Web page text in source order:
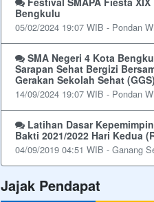
Bengkulu
05/02/2024 19:07 WIB - Pondan
SMA Negeri 4 Kota
Sarapan Sehat Bergizi
Gerakan Sekolah Sehat
14/09/2024 19:07 WIB - Pondan
Latihan Dasar
Bakti 2021/2022 Hari Kedua
04/09/2019 04:51 WIB - Ganang
Jajak Pendapat